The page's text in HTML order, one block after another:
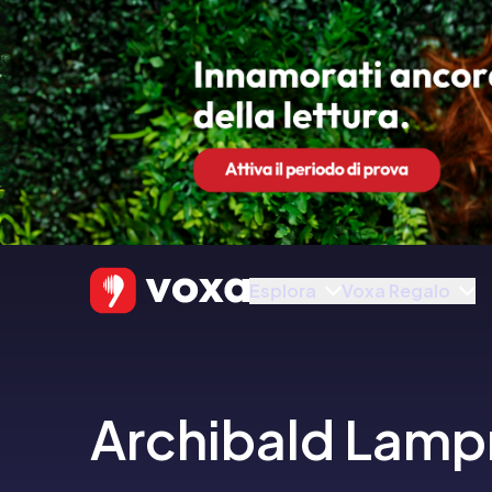
Esplora Voxa Regalo
Archibald